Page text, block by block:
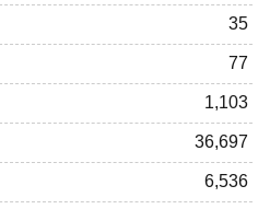
35
77
1,103
36,697
6,536